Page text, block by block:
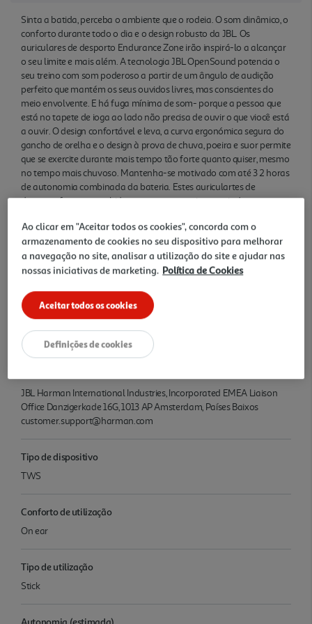
Sinta a batida, perceba o ambiente que o rodeia. O som dinâmico, o
conforto durante todo o dia e o design robusto da JBL. Os
auriculares de desporto Endurance Zone irão inspirá-lo a alcançar
o seu limite e mais além. A tecnologia JBL OpenSound potencia o
seu treino com som poderoso a partir de um ângulo de audição
perfeito que mantém os seus ouvidos livres, mas conscientes do
meio envolvente. E há fuga mínima de som- porque a pessoa que
está no tapete de ioga ao lado não precisa de ouvir o que viocê está
a ouvir. O design confortável e leva, a curva ergonómica segura do
gancho de orelha e o design à prova de chuva, poeira e suor permite
que se exercite durante mais tempo tão forte quanto quiser, mesmo
no tempo mais chuvoso. Mantenha-se motivado com até 3 2 horas
de autonomia combinada da bateria. Estes auriculartes de
desporto foram concebidos para os seus treinos mais duros.
Características
Teor Alcoolico
Denominação
Auriculares/ ENDURANCE ZONE / AJBLENDUZONE
JBL Harman International Industries, Incorporated EMEA Liaison
Office Danzigerkade 16G, 1013 AP Amsterdam, Países Baixos
customer.support@harman.com
Tipo de dispositivo
TWS
Conforto de utilização
On ear
Tipo de utilização
Stick
Autonomia (estimada)
Ao clicar em "Aceitar todos os cookies", concorda com o
armazenamento de cookies no seu dispositivo para melhorar
a navegação no site, analisar a utilização do site e ajudar nas
nossas iniciativas de marketing. Política de Cookies
Aceitar todos os cookies
Definições de cookies